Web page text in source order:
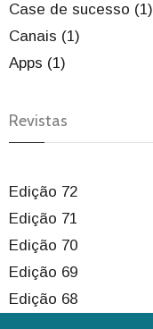
Case de sucesso (1)
Canais (1)
Apps (1)
Revistas
Edição 72
Edição 71
Edição 70
Edição 69
Edição 68